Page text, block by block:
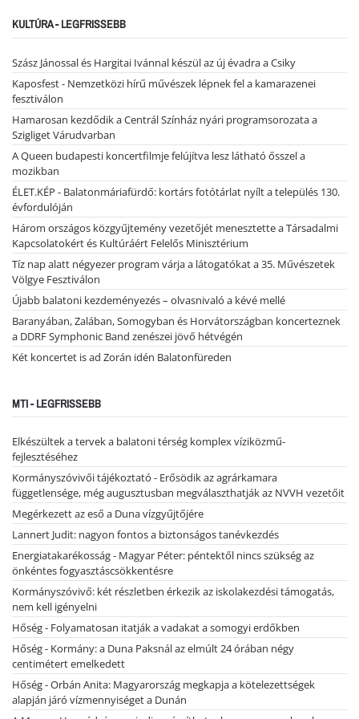
KULTÚRA - LEGFRISSEBB
Szász Jánossal és Hargitai Ivánnal készül az új évadra a Csiky
Kaposfest - Nemzetközi hírű művészek lépnek fel a kamarazenei
fesztiválon
Hamarosan kezdődik a Centrál Színház nyári programsorozata a
Szigliget Várudvarban
A Queen budapesti koncertfilmje felújítva lesz látható ősszel a
mozikban
ÉLET.KÉP - Balatonmáriafürdő: kortárs fotótárlat nyílt a település 130.
évfordulóján
Három országos közgyűjtemény vezetőjét menesztette a Társadalmi
Kapcsolatokért és Kultúráért Felelős Minisztérium
Tíz nap alatt négyezer program várja a látogatókat a 35. Művészetek
Völgye Fesztiválon
Újabb balatoni kezdeményezés – olvasnivaló a kévé mellé
Baranyában, Zalában, Somogyban és Horvátországban koncerteznek
a DDRF Symphonic Band zenészei jövő hétvégén
Két koncertet is ad Zorán idén Balatonfüreden
MTI - LEGFRISSEBB
Elkészültek a tervek a balatoni térség komplex víziközmű-
fejlesztéséhez
Kormányszóvivői tájékoztató - Erősödik az agrárkamara
függetlensége, még augusztusban megválaszthatják az NVVH vezetőit
Megérkezett az eső a Duna vízgyűjtőjére
Lannert Judit: nagyon fontos a biztonságos tanévkezdés
Energiatakarékosság - Magyar Péter: péntektől nincs szükség az
önkéntes fogyasztáscsökkentésre
Kormányszóvivő: két részletben érkezik az iskolakezdési támogatás,
nem kell igényelni
Hőség - Folyamatosan itatják a vadakat a somogyi erdőkben
Hőség - Kormány: a Duna Paksnál az elmúlt 24 órában négy
centimétert emelkedett
Hőség - Orbán Anita: Magyarország megkapja a kötelezettségek
alapján járó vízmennyiséget a Dunán